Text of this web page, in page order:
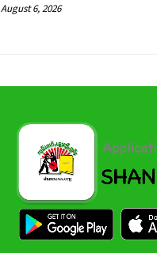
August 6, 2026